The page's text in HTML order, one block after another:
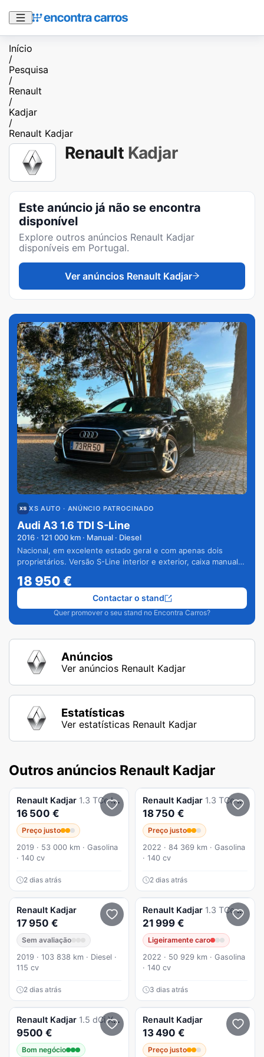
Início
/
Pesquisa
/
Renault
/
Kadjar
/
Renault Kadjar
Renault Kadjar
Este anúncio já não se encontra
disponível
Explore outros anúncios Renault Kadjar
disponíveis em Portugal.
Ver anúncios Renault Kadjar
XS AUTO · ANÚNCIO PATROCINADO
Audi A3 1.6 TDI S-Line
2016 · 121 000 km · Manual · Diesel
Nacional, em excelente estado geral e com apenas dois
proprietários. Versão S-Line interior e exterior, caixa manual
18 950€
Quer promover o seu stand no Encontra Carros?
Contactar o stand
Anúncios
Ver anúncios Renault Kadjar
Estatísticas
Ver estatísticas Renault Kadjar
Outros anúncios Renault Kadjar
Renault Kadjar 1.3 TCe Intens
16 500 €
Preço justo
2019 · 53 000 km · Gasolina
· 140 cv
2 dias atrás
Renault Kadjar 1.3 TCe Equilibre DCT
18 750 €
Preço justo
2022 · 84 369 km · Gasolina
· 140 cv
2 dias atrás
Renault Kadjar
17 950 €
Sem avaliação
2019 · 103 838 km · Diesel ·
115 cv
2 dias atrás
Renault Kadjar 1.3 TCe Equilibre EDC
21 999 €
Ligeiramente caro
2022 · 50 929 km · Gasolina
· 140 cv
3 dias atrás
Renault Kadjar 1.5 dCi XMOD
9500 €
Bom negócio
Renault Kadjar
13 490 €
Preço justo